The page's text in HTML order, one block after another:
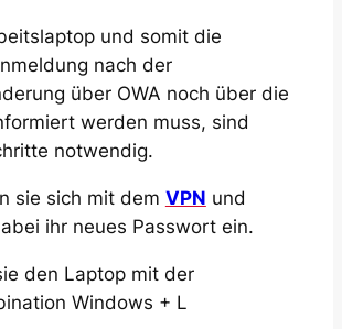
und somit die
nach der
über OWA noch über die
werden muss, sind
notwendig.
sie sich mit dem VPN und
ihr neues Passwort ein.
den Laptop mit der
Windows + L